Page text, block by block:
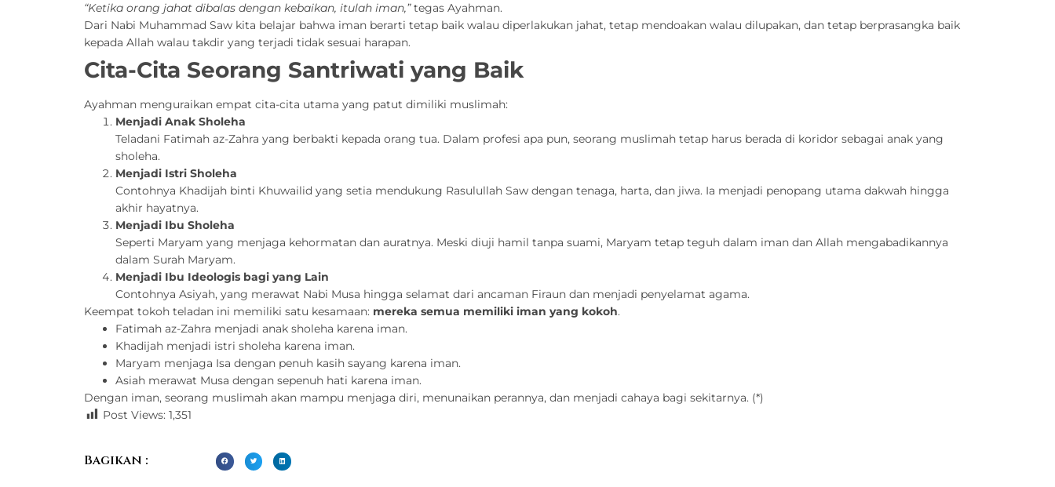
“Ketika orang jahat dibalas dengan kebaikan, itulah iman,”tegas Ayahman.
Dari Nabi Muhammad Saw kita belajar bahwa iman berarti tetap baik walau diperlakukan jahat, tetap mendoakan walau dilupakan, dan tetap berprasangka baik
kepada Allah walau takdir yang terjadi tidak sesuai harapan.
Cita-Cita Seorang Santriwati yang Baik
Ayahman menguraikan empat cita-cita utama yang patut dimiliki muslimah:
Menjadi Anak Sholeha
Teladani Fatimah az-Zahra yang berbakti kepada orang tua. Dalam profesi apa pun, seorang muslimah tetap harus berada di koridor sebagai anak yang
sholeha.
Menjadi Istri Sholeha
Contohnya Khadijah binti Khuwailid yang setia mendukung Rasulullah Saw dengan tenaga, harta, dan jiwa. Ia menjadi penopang utama dakwah hingga
akhir hayatnya.
Menjadi Ibu Sholeha
Seperti Maryam yang menjaga kehormatan dan auratnya. Meski diuji hamil tanpa suami, Maryam tetap teguh dalam iman dan Allah mengabadikannya
dalam Surah Maryam.
Menjadi Ibu Ideologis bagi yang Lain
Contohnya Asiyah, yang merawat Nabi Musa hingga selamat dari ancaman Firaun dan menjadi penyelamat agama.
Keempat tokoh teladan ini memiliki satu kesamaan: mereka semua memiliki iman yang kokoh.
Fatimah az-Zahra menjadi anak sholeha karena iman.
Khadijah menjadi istri sholeha karena iman.
Maryam menjaga Isa dengan penuh kasih sayang karena iman.
Asiah merawat Musa dengan sepenuh hati karena iman.
Dengan iman, seorang muslimah akan mampu menjaga diri, menunaikan perannya, dan menjadi cahaya bagi sekitarnya. (*)
Post Views: 1,351
Bagikan :